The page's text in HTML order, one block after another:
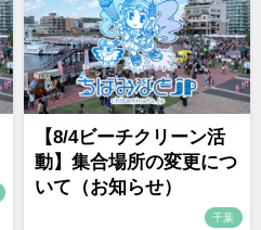
【8/4ビーチクリーン活
動】集合場所の変更につ
いて（お知らせ）
千葉